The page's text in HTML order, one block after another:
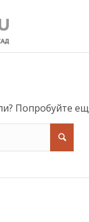
Попробуйте